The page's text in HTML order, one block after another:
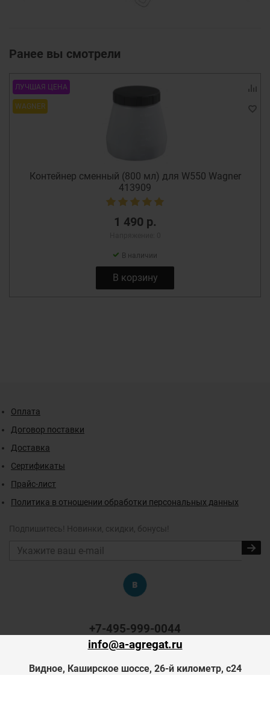
Ранее вы смотрели
ЛУЧШАЯ ЦЕНА
WAGNER
Контейнер сменный (800 мл) для W550 Wagner
413909
1 490 р.
В наличии
В корзину
Оплата
Договор поставки
Доставка
Сертификаты
Прайс-лист
Политика в отношении обработки персональных данных
Подпишитесь! Новинки, скидки, бонусы!
+7-495-999-0044
info@a-agregat.ru
Видное, Каширское шоссе, 26-й километр, с24